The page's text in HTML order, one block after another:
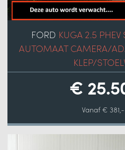
FORD KUGA 2.5
AUTOMAAT CAMERA/
KLEP/
€
Vanaf €